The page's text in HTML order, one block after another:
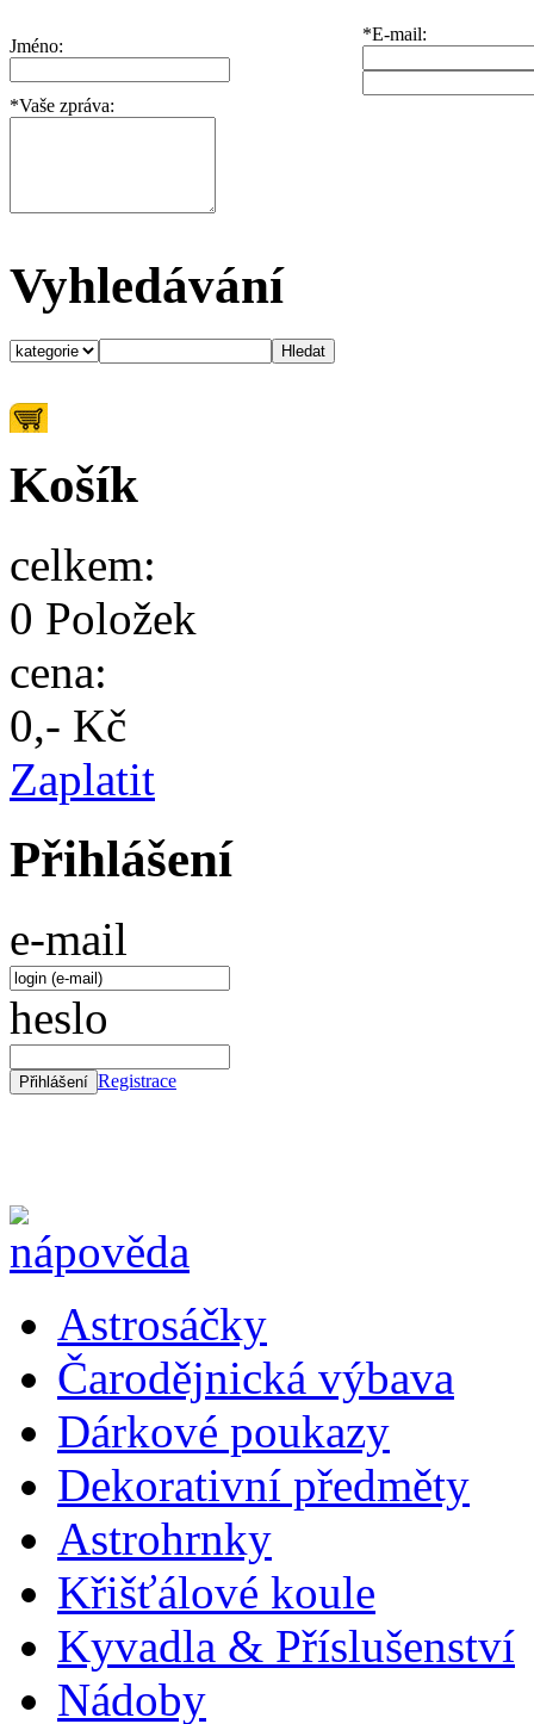
Jméno:
*E-mail:
*Vaše zpráva:
Vyhledávání
Košík
celkem:
0 Položek
cena:
0,- Kč
Zaplatit
Přihlášení
e-mail
heslo
Registrace
Astrosáčky
Čarodějnická výbava
Dárkové poukazy
Dekorativní předměty
Astrohrnky
Křišťálové koule
Kyvadla & Příslušenství
Nádoby